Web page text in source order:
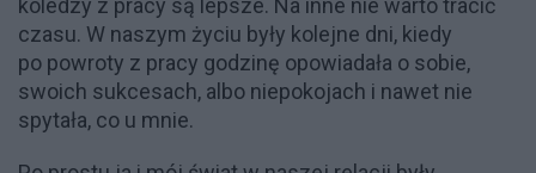
koledzy z pracy są lepsze. Na inne nie warto tracić
czasu. W naszym życiu były kolejne dni, kiedy
po powroty z pracy godzinę opowiadała o sobie,
swoich sukcesach, albo niepokojach i nawet nie
spytała, co u mnie.